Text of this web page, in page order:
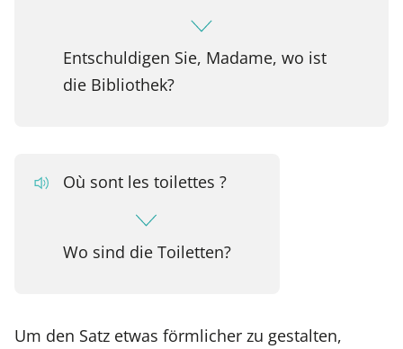
Entschuldigen Sie, Madame, wo ist
die Bibliothek?
Où sont les toilettes ?
Wo sind die Toiletten?
Um den Satz etwas förmlicher zu gestalten,